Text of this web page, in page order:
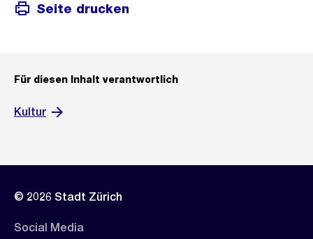
Seite drucken
Für diesen Inhalt verantwortlich
Kultur
© 2026 Stadt Zürich
Social Media